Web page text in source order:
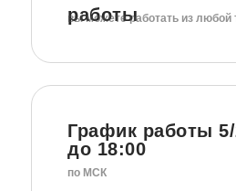
работы
вы можете работать из любой
График работы
до 18:00
по МСК